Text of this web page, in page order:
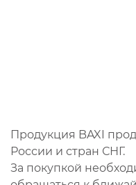
Продукция BAXI
России и стран СНГ.
За покупкой